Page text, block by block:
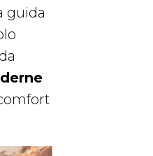
guida